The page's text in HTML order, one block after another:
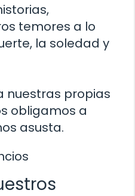
temores a lo
la soledad y
nuestras propias
obligamos a
asusta.